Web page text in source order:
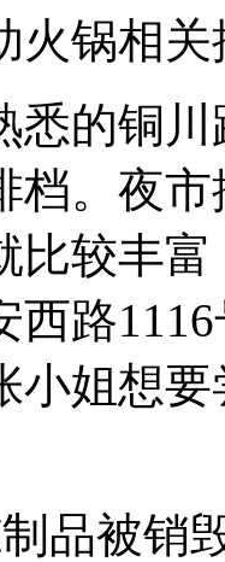
火锅相关
悉的铜
档。夜
比较丰
西路
小姐想
品被销